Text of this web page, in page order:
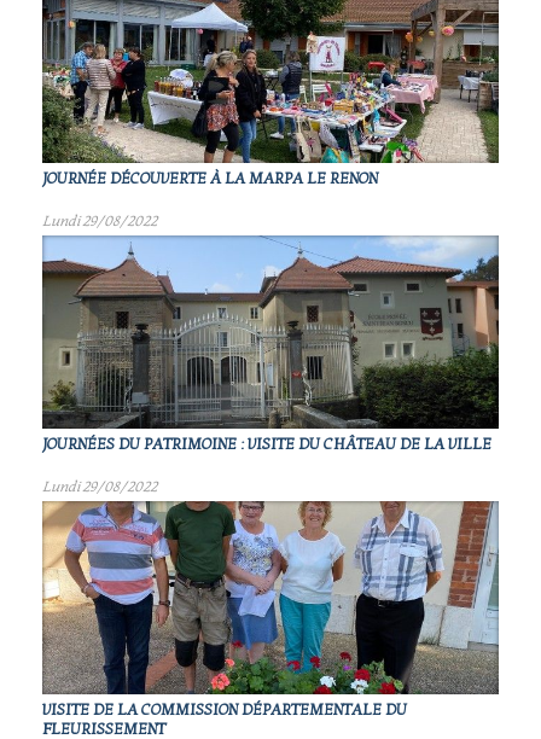
JOURNÉE DÉCOUVERTE À LA MARPA LE RENON
Lundi 29/08/2022
JOURNÉES DU PATRIMOINE : VISITE DU CHÂTEAU DE LA VILLE
Lundi 29/08/2022
VISITE DE LA COMMISSION DÉPARTEMENTALE DU
FLEURISSEMENT